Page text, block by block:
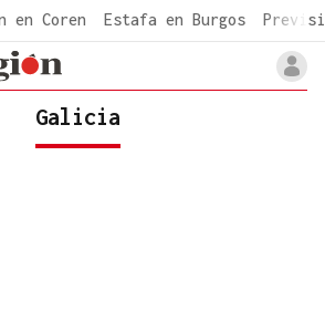
en Coren Estafa en Burgos
Galicia